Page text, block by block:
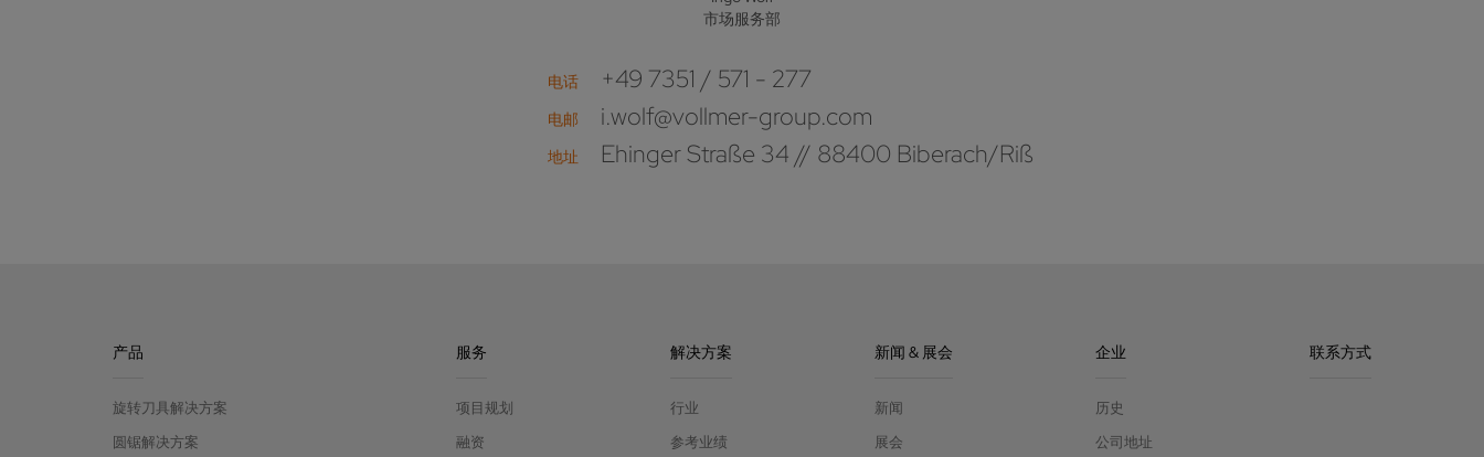
市场服务部
电话 +49 7351 / 571 - 277
电邮 i.wolf@vollmer-group.com
地址 Ehinger Straße 34 // 88400 Biberach/Riß
产品
旋转刀具解决方案
圆锯解决方案
服务
项目规划
融资
解决方案
行业
参考业绩
新闻 & 展会
新闻
展会
企业
历史
公司地址
联系方式